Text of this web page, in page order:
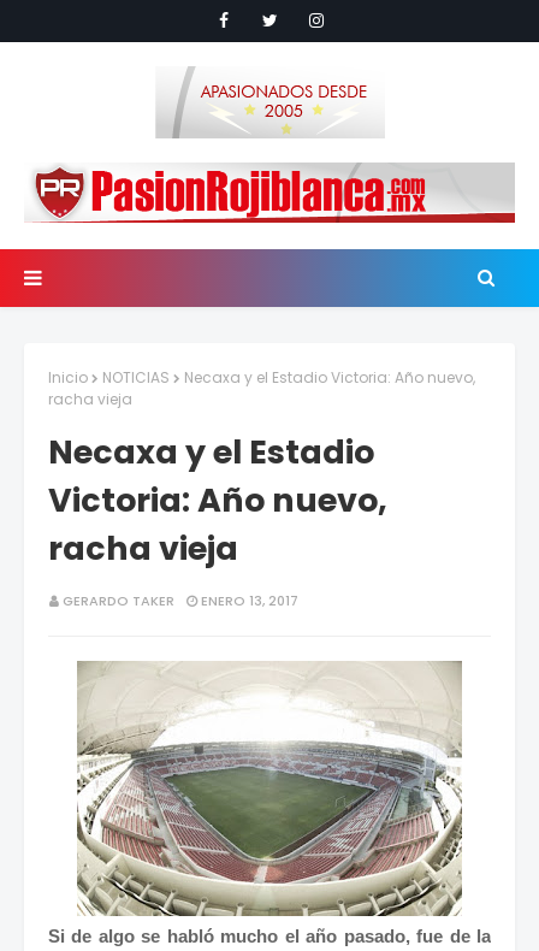
Inicio NOTICIAS
Necaxa y el Estadio Victoria: Año nuevo,
racha vieja
Necaxa y el Estadio
Victoria: Año nuevo,
racha vieja
GERARDO TAKER ENERO 13, 2017
Si de algo se habló mucho el año pasado, fue de la